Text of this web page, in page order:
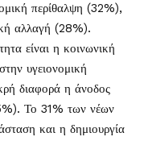
περίθαλψη (32%),
αλλαγή (28%).
είναι η κοινωνική
υγειονομική
διαφορά η άνοδος
Το 31% των νέων
και η δημιουργία